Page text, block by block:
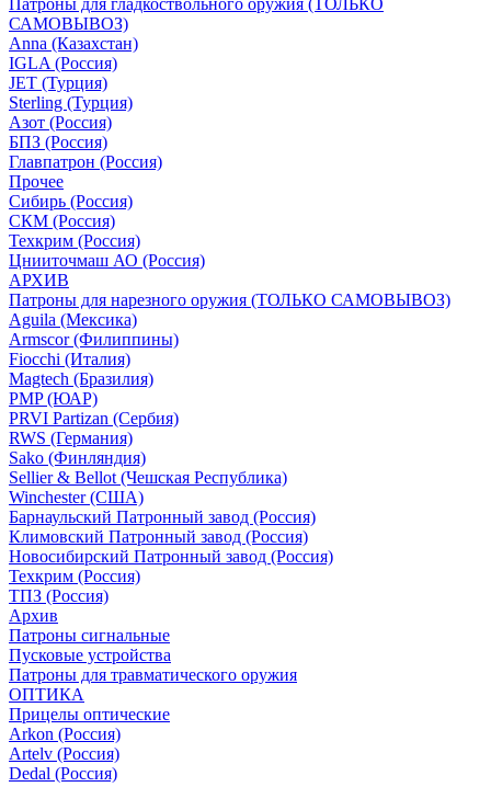
Патроны для гладкоствольного оружия (ТОЛЬКО
САМОВЫВОЗ)
Anna (Казахстан)
IGLA (Россия)
JET (Турция)
Sterling (Турция)
Азот (Россия)
БПЗ (Россия)
Главпатрон (Россия)
Прочее
Сибирь (Россия)
СКМ (Россия)
Техкрим (Россия)
Цнииточмаш АО (Россия)
АРХИВ
Патроны для нарезного оружия (ТОЛЬКО САМОВЫВОЗ)
Aguila (Мексика)
Armscor (Филиппины)
Fiocchi (Италия)
Magtech (Бразилия)
PMP (ЮАР)
PRVI Partizan (Сербия)
RWS (Германия)
Sako (Финляндия)
Sellier & Bellot (Чешская Республика)
Winchester (США)
Барнаульский Патронный завод (Россия)
Климовский Патронный завод (Россия)
Новосибирский Патронный завод (Россия)
Техкрим (Россия)
ТПЗ (Россия)
Архив
Патроны сигнальные
Пусковые устройства
Патроны для травматического оружия
ОПТИКА
Прицелы оптические
Arkon (Россия)
Artelv (Россия)
Dedal (Россия)